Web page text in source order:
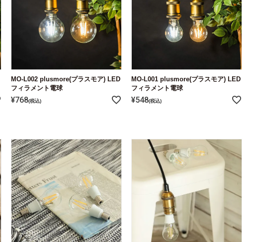
MO-L002 plusmore(プラスモア) LED
フィラメント電球
¥768 税込
MO-L001 plusmore(プラスモア) LED
フィラメント電球
¥548 税込